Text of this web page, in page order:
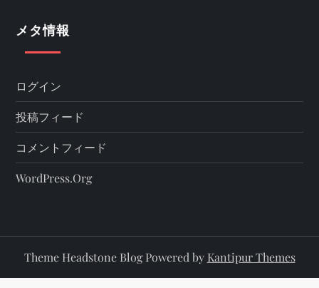
メタ情報
ログイン
投稿フィード
コメントフィード
WordPress.org
Theme Headstone Blog Powered by Kantipur Themes